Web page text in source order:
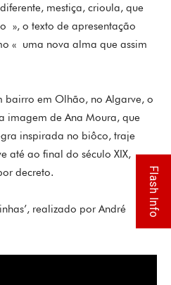
mestiça, crioula, que
», o texto de apresentação
« uma nova alma que assim
bairro em Olhão, no Algarve, o
imagem de Ana Moura, que
inspirada no biôco, traje
até ao final do século XIX,
decreto.
realizado por André
Flash Info